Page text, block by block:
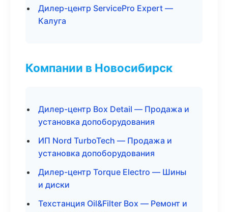
Дилер-центр ServicePro Expert —
Калуга
Компании в Новосибирск
Дилер-центр Box Detail — Продажа и
установка допоборудования
ИП Nord TurboTech — Продажа и
установка допоборудования
Дилер-центр Torque Electro — Шины
и диски
Техстанция Oil&Filter Box — Ремонт и